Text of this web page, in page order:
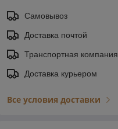
Самовывоз
Доставка почтой
Транспортная компания
Доставка курьером
Все условия доставки